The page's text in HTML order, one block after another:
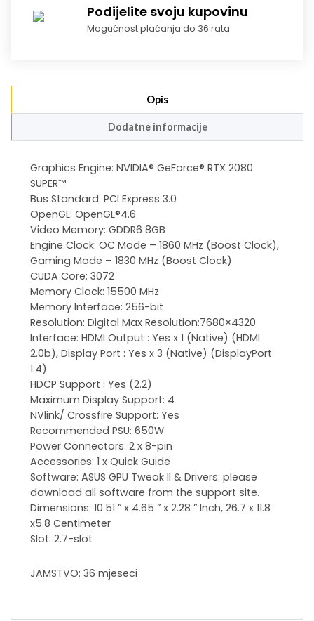
Podijelite svoju kupovinu
Mogućnost plaćanja do 36 rata
Opis
Dodatne informacije
Graphics Engine: NVIDIA® GeForce® RTX 2080
SUPER™
Bus Standard: PCI Express 3.0
OpenGL: OpenGL®4.6
Video Memory: GDDR6 8GB
Engine Clock: OC Mode – 1860 MHz (Boost Clock),
Gaming Mode – 1830 MHz (Boost Clock)
CUDA Core: 3072
Memory Clock: 15500 MHz
Memory Interface: 256-bit
Resolution: Digital Max Resolution:7680×4320
Interface: HDMI Output : Yes x 1 (Native) (HDMI
2.0b), Display Port : Yes x 3 (Native) (DisplayPort
1.4)
HDCP Support : Yes (2.2)
Maximum Display Support: 4
NVlink/ Crossfire Support: Yes
Recommended PSU: 650W
Power Connectors: 2 x 8-pin
Accessories: 1 x Quick Guide
Software: ASUS GPU Tweak II & Drivers: please
download all software from the support site.
Dimensions: 10.51 ” x 4.65 ” x 2.28 ” Inch, 26.7 x 11.8
x5.8 Centimeter
Slot: 2.7-slot
JAMSTVO: 36 mjeseci